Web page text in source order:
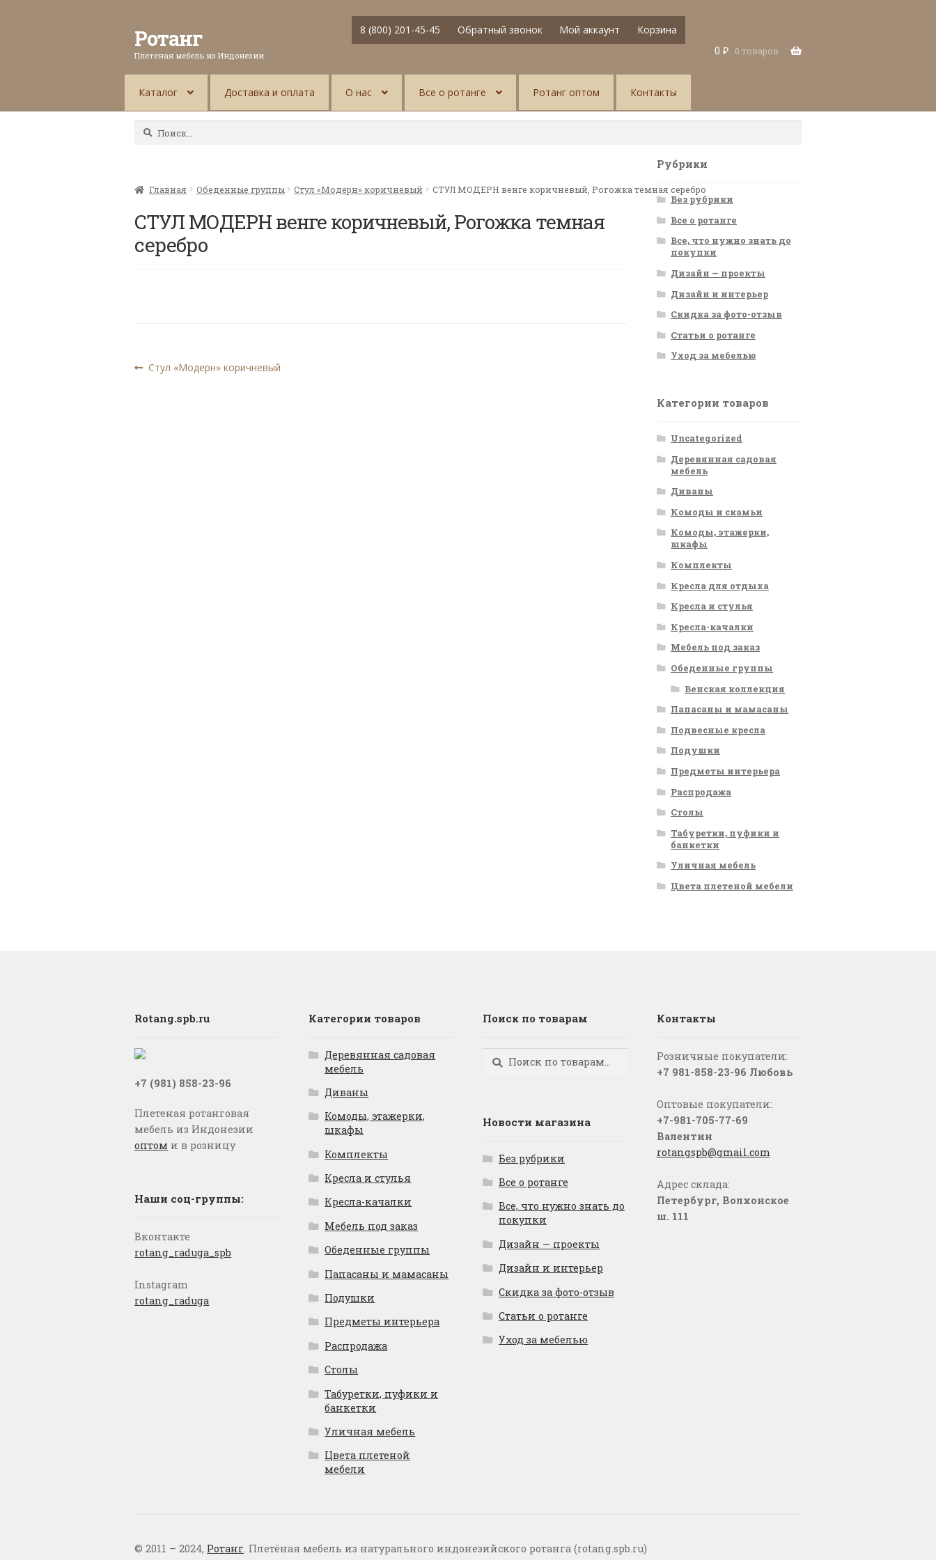
Ротанг
Плетеная мебель из Индонезии
8 (800) 201-45-45 Обратный звонок Мой аккаунт
Корзина
0 ₽ 0 товаров
Каталог Доставка и оплата О нас Все о ротанге Ротанг оптом Контакты
Найти:
Главная Обеденные группы Стул «Модерн» коричневый СТУЛ МОДЕРН венге коричневый, Рогожка темная серебро
СТУЛ МОДЕРН венге коричневый, Рогожка темная
серебро
Навигация
Предыдущая
Стул «Модерн» коричневый
Рубрики
Без рубрики
Все о ротанге
Все, что нужно знать до
покупки
Дизайн — проекты
Дизайн и интерьер
Скидка за фото-отзыв
Статьи о ротанге
Уход за мебелью
Категории товаров
Uncategorized
Деревянная садовая
мебель
Диваны
Комоды и скамьи
Комоды, этажерки,
шкафы
Комплекты
Кресла для отдыха
Кресла и стулья
Кресла-качалки
Мебель под заказ
Обеденные группы
Венская коллекция
Папасаны и мамасаны
Подвесные кресла
Подушки
Предметы интерьера
Распродажа
Столы
Табуретки, пуфики и
банкетки
Уличная мебель
Цвета плетеной мебели
Rotang.spb.ru
+7 (981) 858-23-96
Плетеная ротанговая
мебель из Индонезии
оптом и в розницу
Наши соц-группы:
Вконтакте
rotang_raduga_spb
Instagram
rotang_raduga
Категории товаров
Деревянная садовая
мебель
Диваны
Комоды, этажерки,
шкафы
Комплекты
Кресла и стулья
Кресла-качалки
Мебель под заказ
Обеденные группы
Папасаны и мамасаны
Подушки
Предметы интерьера
Распродажа
Столы
Табуретки, пуфики и
банкетки
Уличная мебель
Цвета плетеной
мебели
Поиск по товарам
Искать:
Поиск
Новости магазина
Без рубрики
Все о ротанге
Все, что нужно знать до
покупки
Дизайн — проекты
Дизайн и интерьер
Скидка за фото-отзыв
Статьи о ротанге
Уход за мебелью
Контакты
Розничные покупатели:
+7 981-858-23-96 Любовь
Оптовые покупатели:
+7-981-705-77-69
Валентин
rotangspb@gmail.com
Адрес склада:
Петербург, Волхонское
ш. 111
© 2011 – 2024, Ротанг. Плетёная мебель из натурального индонезийского ротанга (rotang.spb.ru)